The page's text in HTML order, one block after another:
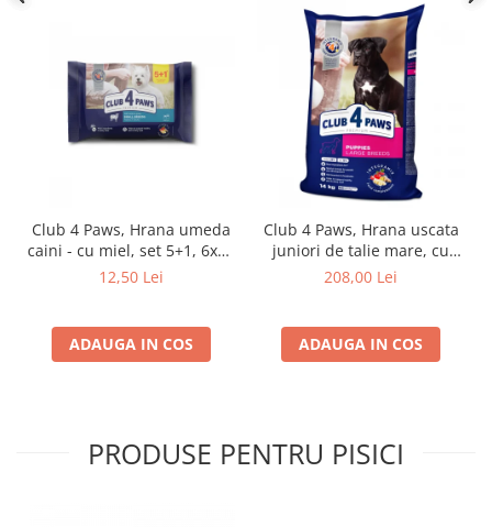
Club 4 Paws, Hrana umeda
caini - cu miel, set 5+1, 6x80
g
12,50 Lei
ADAUGA IN COS
Club 4 Paws, Hrana uscata
juniori de talie mare, cu
pui, 14kg
208,00 Lei
ADAUGA IN COS
PRODUSE PENTRU PISICI